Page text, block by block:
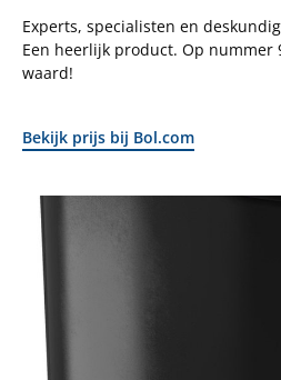
Experts, specialisten en
Een heerlijk product. Op nummer
waard!
Bekijk prijs bij Bol.com